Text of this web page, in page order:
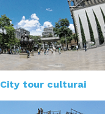
City tour culturai